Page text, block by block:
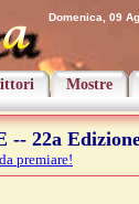
Domenica, 09
Mostre
22a
premiare!